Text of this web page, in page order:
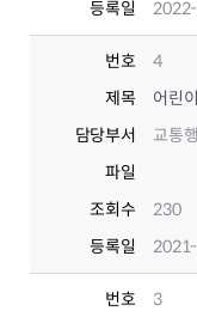
등록일
번호
4
제목
어린
담당부서
교통
파일
조회수
230
등록일
번호
3